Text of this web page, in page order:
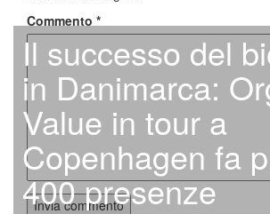
Il successo del
in Danimarca:
Value in tour a
Copenhagen fa
400 presenze
Commento *